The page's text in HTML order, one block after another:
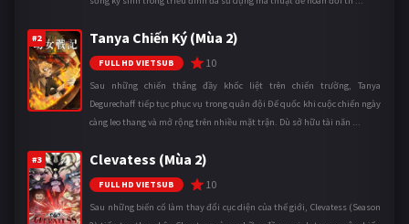
#2 Tanya Chiến Ký (Mùa 2)
FULL HD VIETSUB 10
Sau những chiến thắng đầy khốc liệt trên chiến trường, Tanya
Degurechaff tiếp tục phục vụ trong quân đội Đế quốc khi cuộc chiến ngày
càng leo thang và mở rộng trên nhiều mặt trận. Dù sở hữu tài năn ...
#3 Clevatess (Mùa 2)
FULL HD VIETSUB 10
Sau những biến cố làm thay đổi cục diện của thế giới, Clevatess (Season